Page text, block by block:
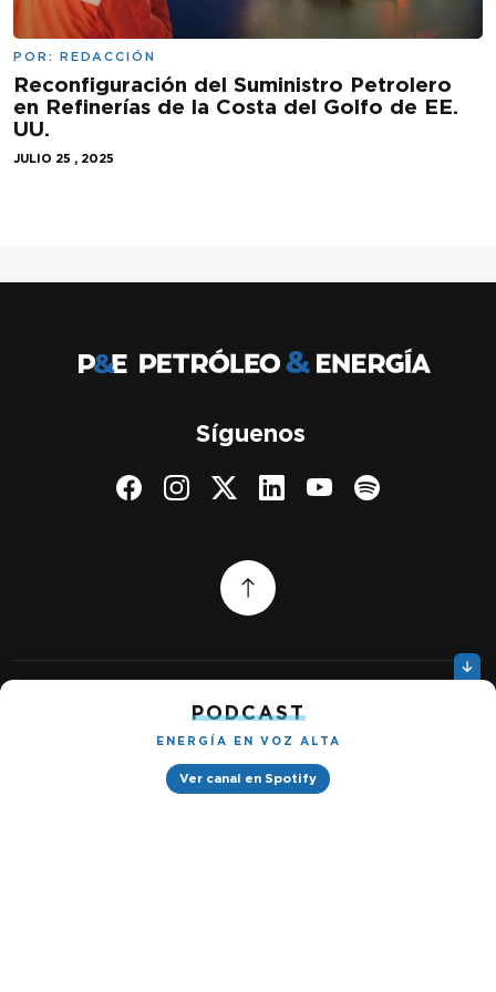
POR: REDACCIÓN
Reconfiguración del Suministro Petrolero
en Refinerías de la Costa del Golfo de EE.
UU.
JULIO 25 , 2025
PODCAST
ENERGÍA EN VOZ ALTA
Ver canal en Spotify
Síguenos
Política de privacidad
Petróleo & Energía © 2026